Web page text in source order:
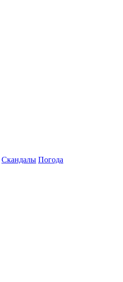
Скандалы Погода